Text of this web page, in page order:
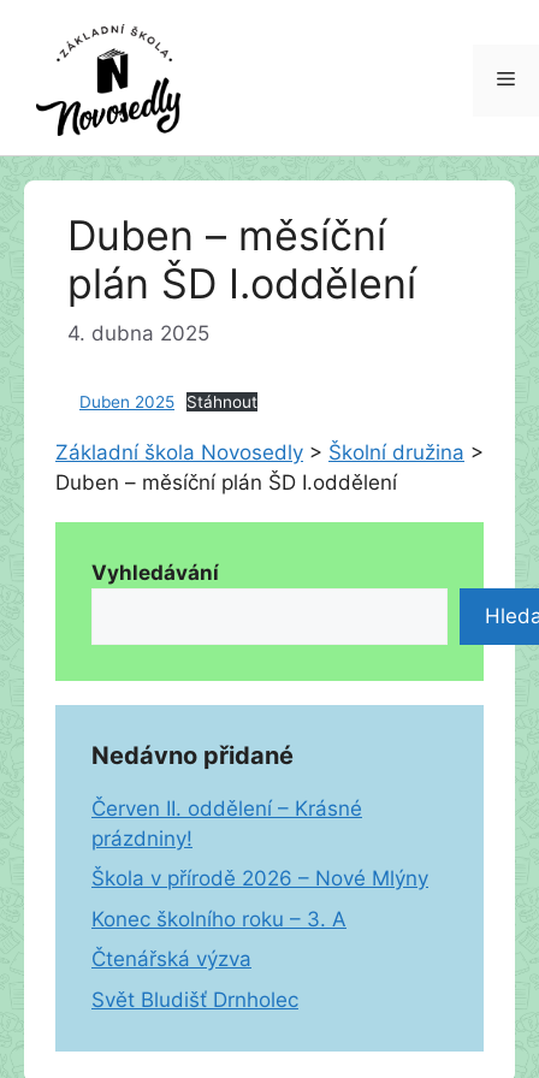
Přeskočit
Duben – měsíční
plán ŠD I.oddělení
4. dubna 2025
Duben 2025 Stáhnout
Základní škola Novosedly > Školní družina >
Duben – měsíční plán ŠD I.oddělení
Vyhledávání
Nedávno přidané
Červen II. oddělení – Krásné
prázdniny!
Škola v přírodě 2026 – Nové Mlýny
Konec školního roku – 3. A
Čtenářská výzva
Svět Bludišť Drnholec